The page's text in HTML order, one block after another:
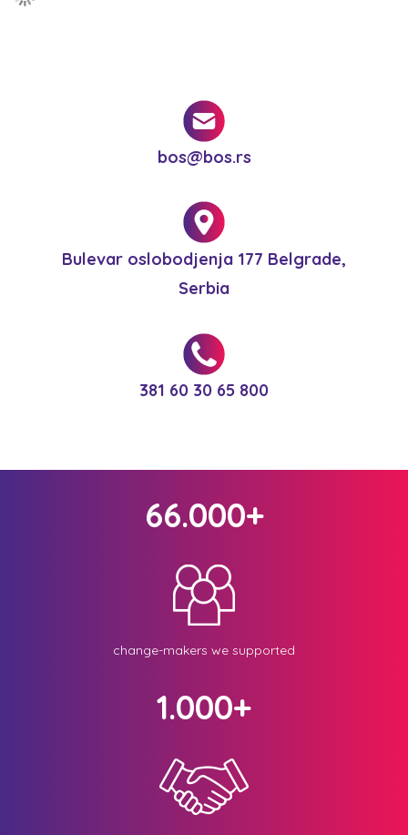
bos@bos.rs
Bulevar oslobodjenja 177 Belgrade,
Serbia
381 60 30 65 800
66.000+
change-makers we supported
1.000+